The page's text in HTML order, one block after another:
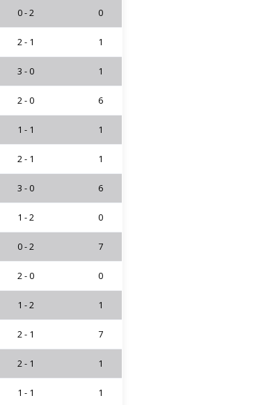
0 - 2 0
2 - 1 1
3 - 0 1
2 - 0 6
1 - 1 1
2 - 1 1
3 - 0 6
1 - 2 0
0 - 2 7
2 - 0 0
1 - 2 1
2 - 1 7
2 - 1 1
1 - 1 1